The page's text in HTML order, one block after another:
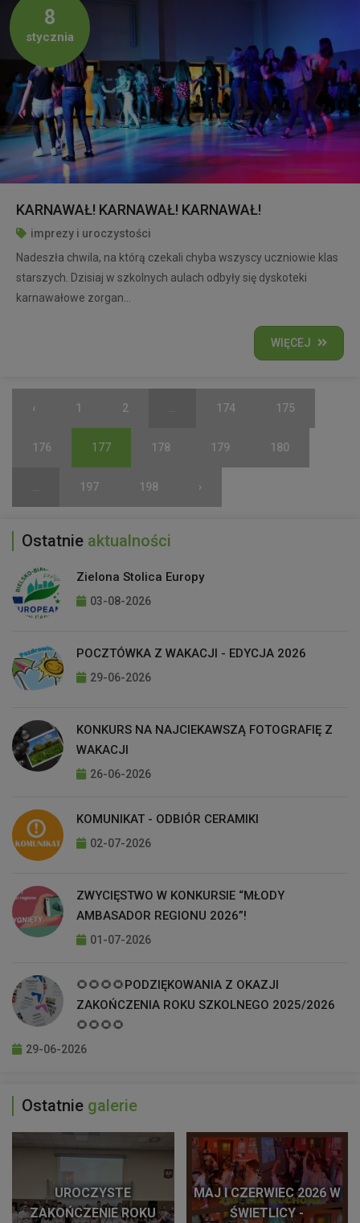
8
stycznia
KARNAWAŁ! KARNAWAŁ! KARNAWAŁ!
imprezy i uroczystości
Nadeszła chwila, na którą czekali chyba wszyscy uczniowie klas
starszych. Dzisiaj w szkolnych aulach odbyły się dyskoteki
karnawałowe zorgan...
WIĘCEJ
‹ 1 2 174 175
176 177 178 179 180
197 198 ›
Ostatnie aktualności
Zielona Stolica Europy
03-08-2026
POCZTÓWKA Z WAKACJI - EDYCJA 2026
29-06-2026
KONKURS NA NAJCIEKAWSZĄ FOTOGRAFIĘ Z
WAKACJI
26-06-2026
KOMUNIKAT - ODBIÓR CERAMIKI
02-07-2026
ZWYCIĘSTWO W KONKURSIE “MŁODY
AMBASADOR REGIONU 2026”!
01-07-2026
🌻🌻🌻🌻PODZIĘKOWANIA Z OKAZJI
ZAKOŃCZENIA ROKU SZKOLNEGO 2025/2026
🌻🌻🌻🌻
29-06-2026
Ostatnie galerie
UROCZYSTE
ZAKOŃCZENIE ROKU
MAJ I CZERWIEC 2026 W
ŚWIETLICY -